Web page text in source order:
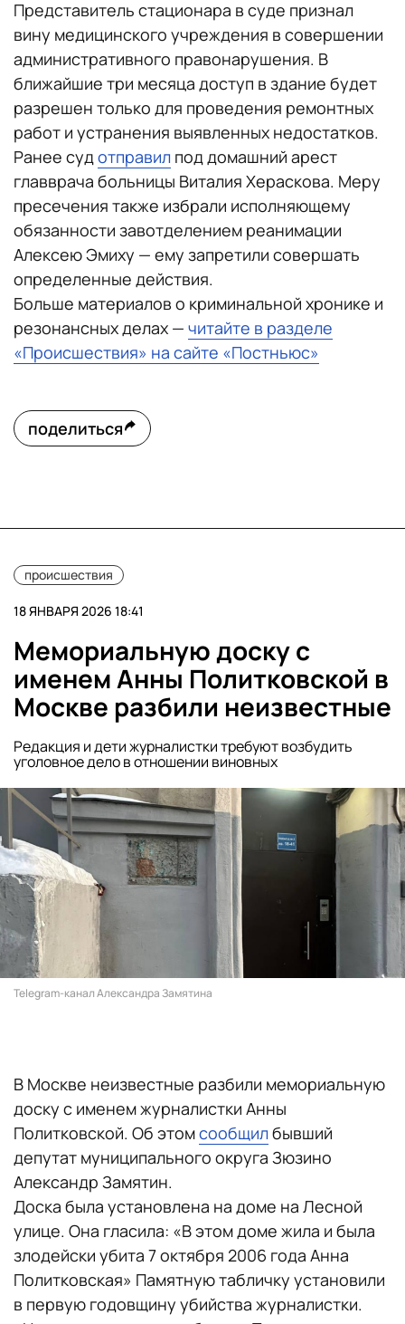
Представитель стационара в суде признал
вину медицинского учреждения в совершении
административного правонарушения. В
ближайшие три месяца доступ в здание будет
разрешен только для проведения ремонтных
работ и устранения выявленных недостатков.
Ранее судотправил под домашний арест
главврача больницы Виталия Хераскова. Меру
пресечения также избрали исполняющему
обязанности завотделением реанимации
Алексею Эмиху — ему запретили совершать
определенные действия.
Больше материалов о криминальной хронике и
резонансных делах — читайте в разделе
«Происшествия» на сайте «Постньюс»
поделиться
происшествия
18 ЯНВАРЯ 2026 18:41
Мемориальную доску с
именем Анны Политковской в
Москве разбили неизвестные
Редакция и дети журналистки требуют возбудить
уголовное дело в отношении виновных
Telegram-канал Александра Замятина
В Москве неизвестные разбили мемориальную
доску с именем журналистки Анны
Политковской. Об этомсообщилбывший
депутат муниципального округа Зюзино
Александр Замятин.
Доска была установлена на доме на Лесной
улице. Она гласила: «В этом доме жила и была
злодейски убита 7 октября 2006 года Анна
Политковская» Памятную табличку установили
в первую годовщину убийства журналистки.